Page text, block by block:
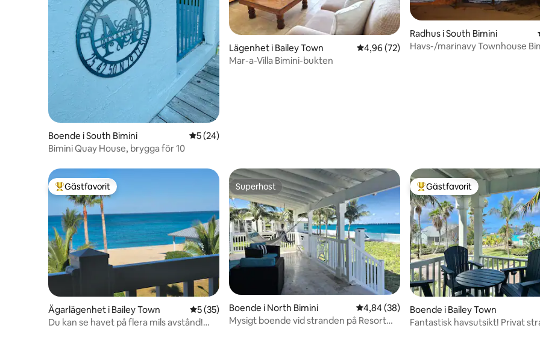
Boende i South Bimini 5 av 5 i genomsnittligt betyg, 24 omdömen
5 (24)
Bimini Quay House, brygga för 10
Lägenhet i Bailey Town 4,96 av 5 i genomsnittligt betyg, 72
4,96 (72)
Mar-a-Villa Bimini-bukten
Radhus i South Bimini
Havs-/marinavy Townhouse
Populär gästfavorit
Gästfavorit
Ägarlägenhet i Bailey Town 5 av 5 i genomsnittligt betyg, 35 omdömen
5 (35)
Du kan se havet på flera mils avstånd!
Superhost
Superhost
Boende i North Bimini 4,84 av 5 i genomsnittligt betyg, 38
4,84 (38)
Mysigt boende vid stranden på Resort
Populär gästfavorit
Gästfavorit
Boende i Bailey Town
Fantastisk havsutsikt! Privat